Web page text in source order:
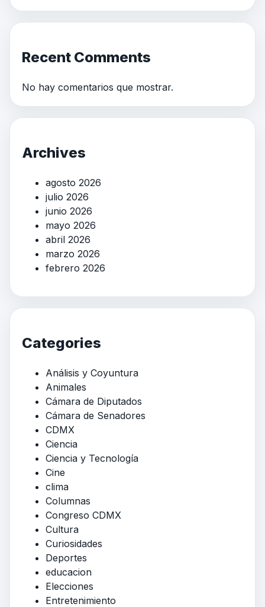
Recent Comments
No hay comentarios que mostrar.
Archives
agosto 2026
julio 2026
junio 2026
mayo 2026
abril 2026
marzo 2026
febrero 2026
Categories
Análisis y Coyuntura
Animales
Cámara de Diputados
Cámara de Senadores
CDMX
Ciencia
Ciencia y Tecnología
Cine
clima
Columnas
Congreso CDMX
Cultura
Curiosidades
Deportes
educacion
Elecciones
Entretenimiento